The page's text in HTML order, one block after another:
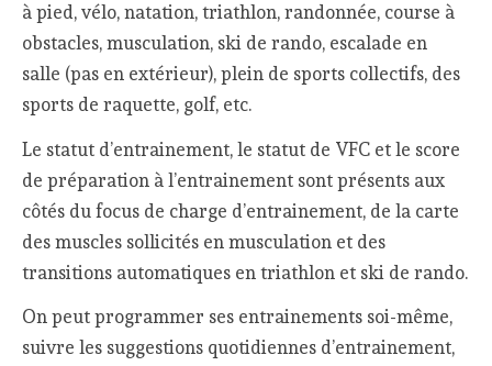
à pied, vélo, natation, triathlon, randonnée, course à
obstacles, musculation, ski de rando, escalade en
salle (pas en extérieur), plein de sports collectifs, des
sports de raquette, golf, etc.
Le statut d’entrainement, le statut de VFC et le score
de préparation à l’entrainement sont présents aux
côtés du focus de charge d’entrainement, de la carte
des muscles sollicités en musculation et des
transitions automatiques en triathlon et ski de rando.
On peut programmer ses entrainements soi-même,
suivre les suggestions quotidiennes d’entrainement,